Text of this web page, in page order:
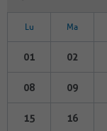
Lu Ma
01 02
08 09
15 16